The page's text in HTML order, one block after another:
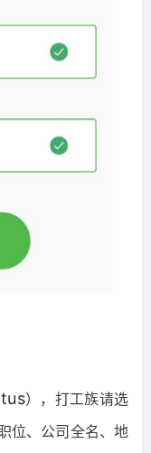
），打工族请选
位、公司全名、地